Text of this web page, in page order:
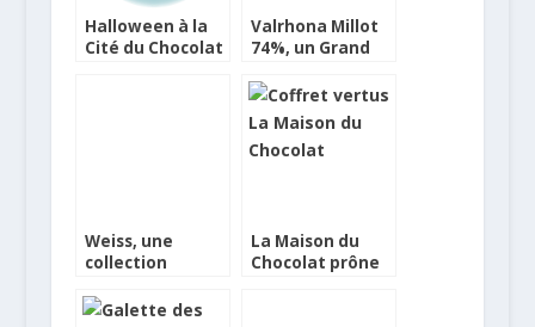
Halloween à la
Cité du Chocolat
Valrhona Millot
74%, un Grand
Bio et
responsable
Weiss, une
collection
et décalée avec
La Maison du
Chocolat prône